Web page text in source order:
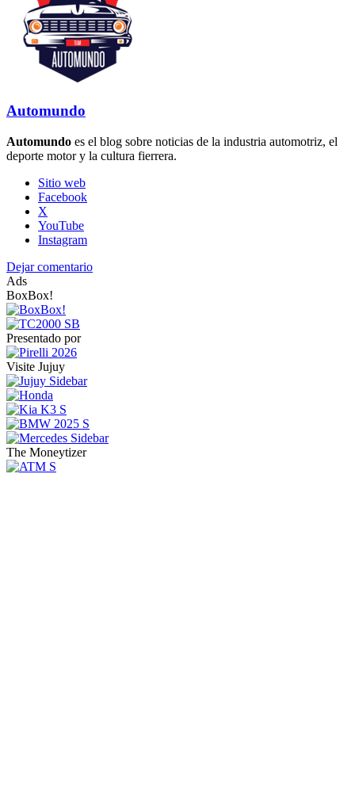
Automundo
Automundo es el blog sobre noticias de la industria automotriz, el
deporte motor y la cultura fierrera.
Sitio web
Facebook
X
YouTube
Instagram
Dejar comentario
Ads
BoxBox!
Presentado por
Visite Jujuy
The Moneytizer